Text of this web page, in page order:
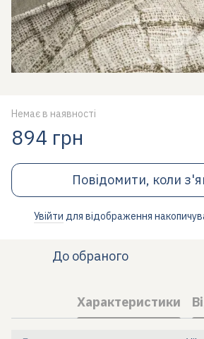
Немає в наявності
894 грн
Повідомити, коли
Увійти для відображення
До обраного
Характеристики